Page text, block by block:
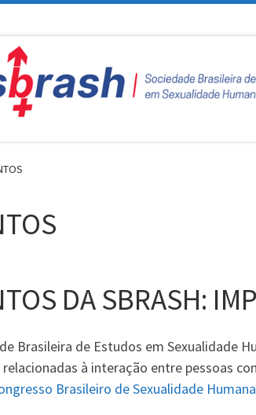
DA SBRASH:
Brasileira de Estudos em Sexualidade
à interação entre pessoas
Brasileiro de Sexualidade